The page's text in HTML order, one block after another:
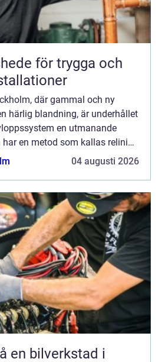
för trygga och
där gammal och ny
härlig blandning, är underhållet
en utmanande
en metod som kallas relining
k...
04 augusti 2026
en bilverkstad i